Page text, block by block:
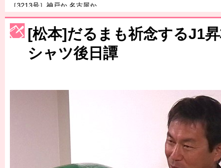
［3213号］神戸か 名古屋か
［3214号］WEST制覇
［3215号］WEEKLY EG SELECTION
［3217号］最高の景色へ出国
［3218号］WEEKLY EG SELECTION
[松本]だるまも祈念するJ1
シャツ後日譚